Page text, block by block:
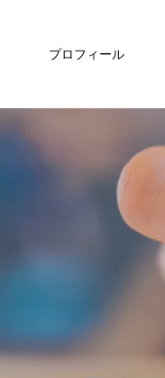
プロフィール